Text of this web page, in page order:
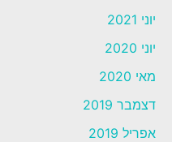
יוני 2021
יוני 2020
מאי 2020
דצמבר 2019
אפריל 2019